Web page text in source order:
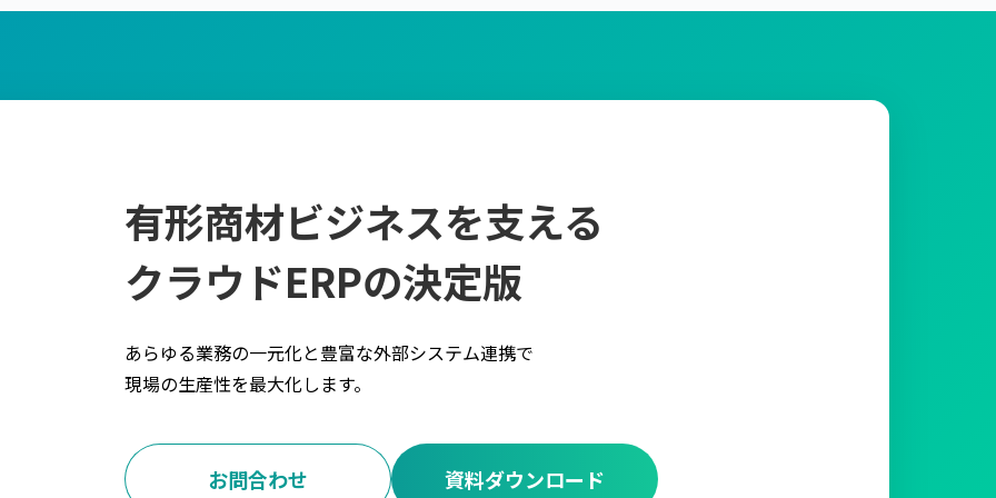
有形商材ビジネスを支える
クラウドERPの決定版
あらゆる業務の一元化と豊富な外部システム連携で
現場の生産性を最大化します。
資料ダウンロード
お問合わせ